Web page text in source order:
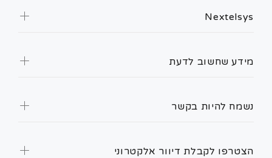
הצטרפו לקבלת דיוור אלקטרוני
Nextelsys
מידע שחשוב לדעת
נשמח להיות בקשר